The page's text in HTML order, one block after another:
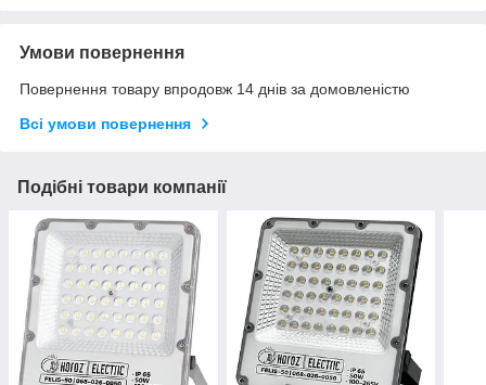
Умови повернення
Повернення товару впродовж 14 днів за домовленістю
Всі умови повернення
Подібні товари компанії